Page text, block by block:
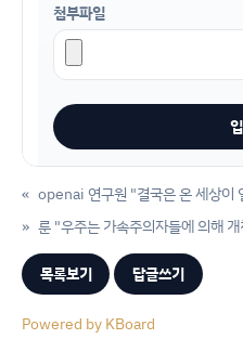
첨부파일
« openai 연구원 "결국은 온 세상이
룬 "우주는 가속주의자들에 의해
»
목록보기 답글쓰기
Powered by KBoard